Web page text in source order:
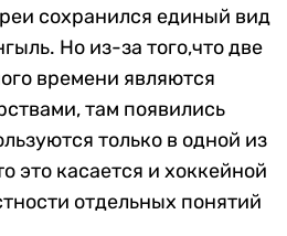
сохранился единый вид
Но из-за того,что две
времени являются
там появились
только в одной из
это касается и хоккейной
отдельных понятий